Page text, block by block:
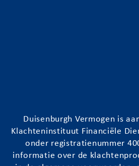
Duisenburgh Vermogen is
Klachteninstituut Financiële
onder registratienummer
informatie over de